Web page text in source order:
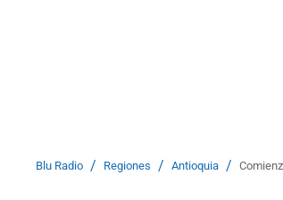
Blu Radio / Regiones / Antioquia /